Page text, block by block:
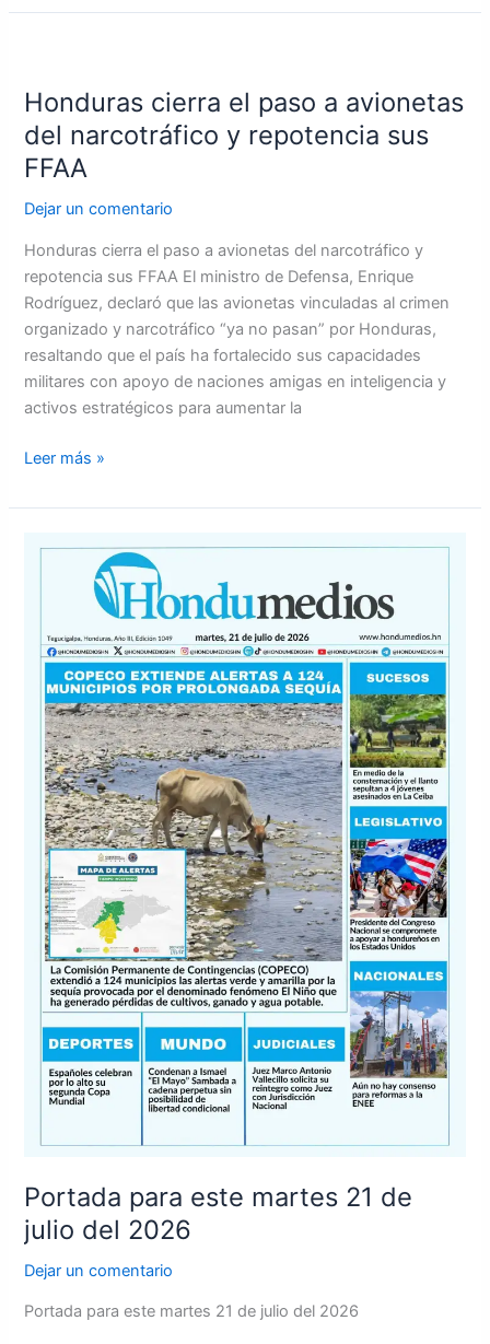
Honduras cierra el paso a avionetas
del narcotráfico y repotencia sus
FFAA
Dejar un comentario
Honduras cierra el paso a avionetas del narcotráfico y
repotencia sus FFAA El ministro de Defensa, Enrique
Rodríguez, declaró que las avionetas vinculadas al crimen
organizado y narcotráfico “ya no pasan” por Honduras,
resaltando que el país ha fortalecido sus capacidades
militares con apoyo de naciones amigas en inteligencia y
activos estratégicos para aumentar la
el
paso
a
avionetas
del
y
repotencia
sus
FFAA
Leer más »
Portada para este martes 21 de
julio del 2026
Dejar un comentario
Portada para este martes 21 de julio del 2026
Portada
julio
del
2026